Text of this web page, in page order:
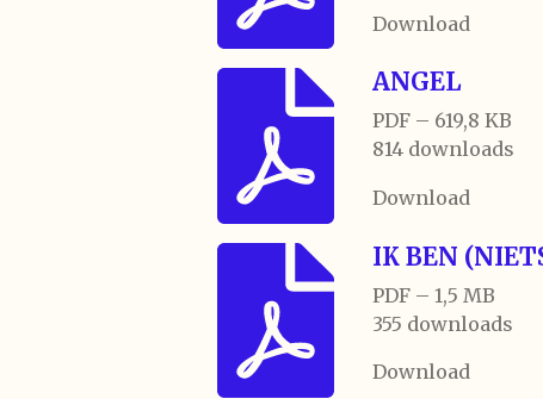
Download
ANGEL
PDF – 619,8 KB
814 downloads
Download
IK BEN
PDF – 1,5 MB
355 downloads
Download